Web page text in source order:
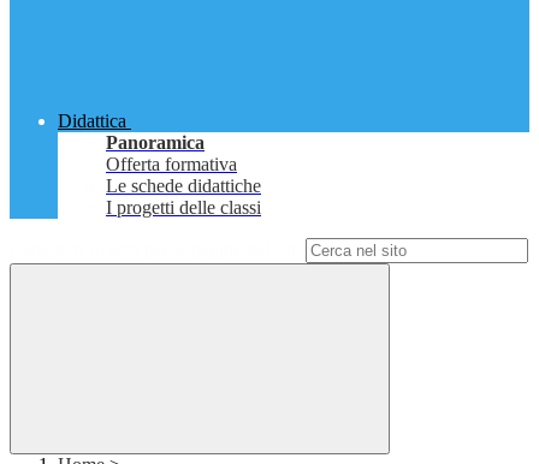
Didattica
Panoramica
Offerta formativa
Le schede didattiche
I progetti delle classi